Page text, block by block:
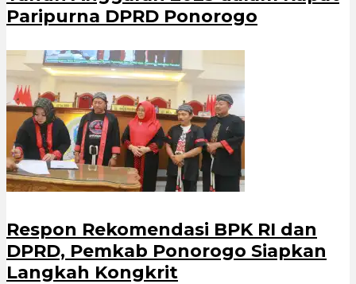
Paripurna DPRD Ponorogo
Respon Rekomendasi BPK RI dan
DPRD, Pemkab Ponorogo Siapkan
Langkah Kongkrit